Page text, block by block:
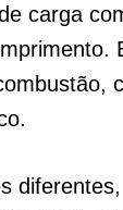
carga